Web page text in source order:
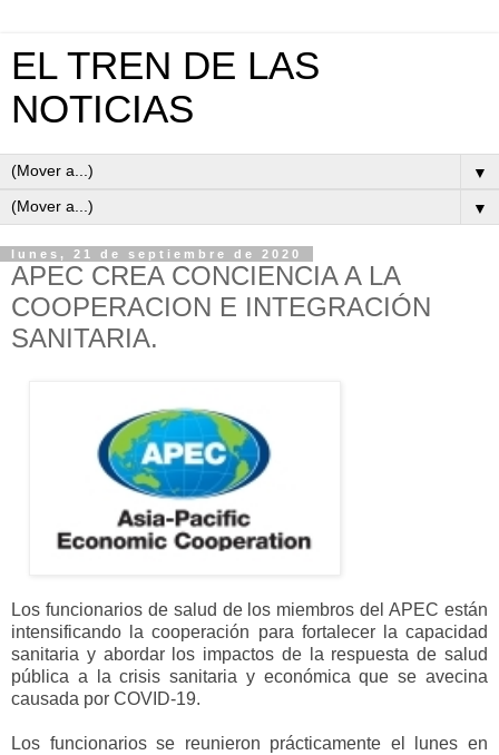
EL TREN DE LAS
NOTICIAS
▼
▼
lunes, 21 de septiembre de 2020
APEC CREA CONCIENCIA A LA
COOPERACION E INTEGRACIÓN
SANITARIA.
Los funcionarios de salud de los miembros del APEC están
intensificando la cooperación para fortalecer la capacidad
sanitaria y abordar los impactos de la respuesta de salud
pública a la crisis sanitaria y económica que se avecina
causada por COVID-19.
Los funcionarios se reunieron prácticamente el lunes en